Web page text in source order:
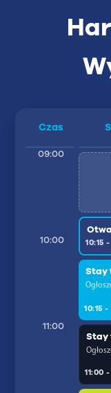
Czas
09:00
10:00
11:00
10:15
Stay
10:15 -
Stay
11:00 -